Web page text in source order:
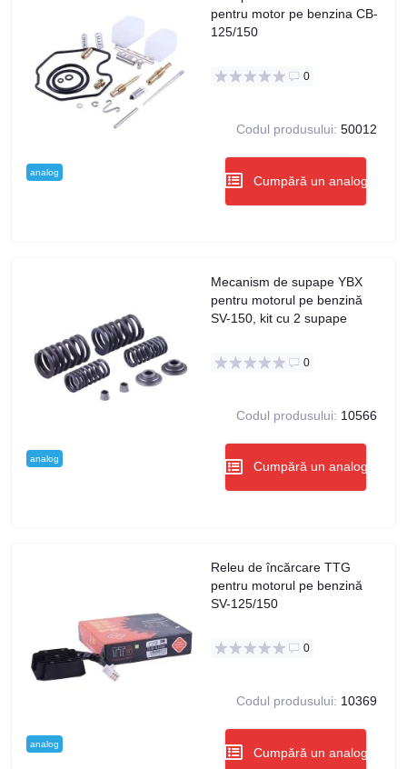
analog
pentru motor pe benzina CB-
125/150
0
Codul produsului: 50012
Cumpără un analog
analog
Mecanism de supape YBX
pentru motorul pe benzină
SV-150, kit cu 2 supape
0
Codul produsului: 10566
Cumpără un analog
analog
Releu de încărcare TTG
pentru motorul pe benzină
SV-125/150
0
Codul produsului: 10369
Cumpără un analog